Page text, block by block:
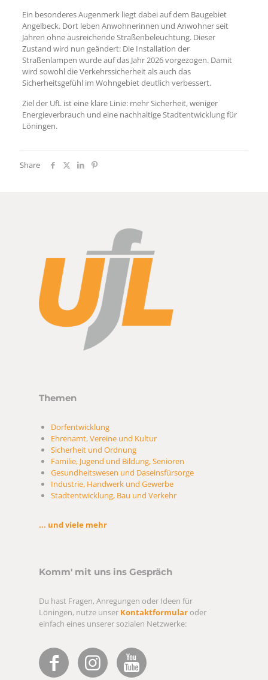
Ein besonderes Augenmerk liegt dabei auf dem Baugebiet
Angelbeck. Dort leben Anwohnerinnen und Anwohner seit
Jahren ohne ausreichende Straßenbeleuchtung. Dieser
Zustand wird nun geändert: Die Installation der
Straßenlampen wurde auf das Jahr 2026 vorgezogen. Damit
wird sowohl die Verkehrssicherheit als auch das
Sicherheitsgefühl im Wohngebiet deutlich verbessert.
Ziel der UfL ist eine klare Linie: mehr Sicherheit, weniger
Energieverbrauch und eine nachhaltige Stadtentwicklung für
Löningen.
Share
Themen
Dorfentwicklung
Ehrenamt, Vereine und Kultur
Sicherheit und Ordnung
Familie, Jugend und Bildung, Senioren
Gesundheitswesen und Daseinsfürsorge
Industrie, Handwerk und Gewerbe
Stadtentwicklung, Bau und Verkehr
... und viele mehr
Komm' mit uns ins Gespräch
Du hast Fragen, Anregungen oder Ideen für
Löningen, nutze unser Kontaktformular oder
einfach eines unserer sozialen Netzwerke: